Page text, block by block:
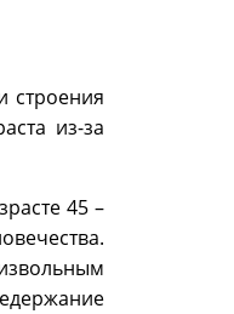
строения
из-за
45 –